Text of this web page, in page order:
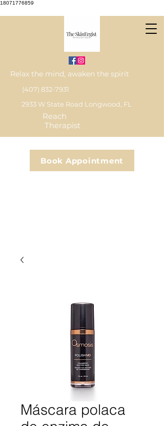
18071776859
Relax the mind, awaken the spirit
(407) 832-7931
2933 W State Road Longwood, FL
Reach
Therapist
Book Appointment
Máscara polaca